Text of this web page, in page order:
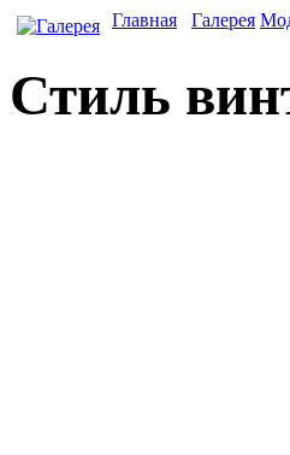
Главная Галерея
Стиль